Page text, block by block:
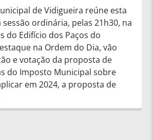
de Vidigueira reúne esta
ordinária, pelas 21h30, na
do Edifício dos Paços do
na Ordem do Dia, vão
e votação da proposta de
do Imposto Municipal sobre
em 2024, a proposta de